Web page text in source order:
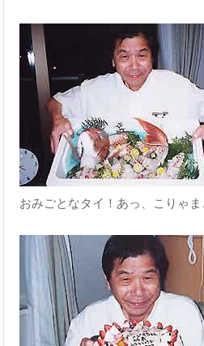
おみごとなタイ！あっ、こりゃま